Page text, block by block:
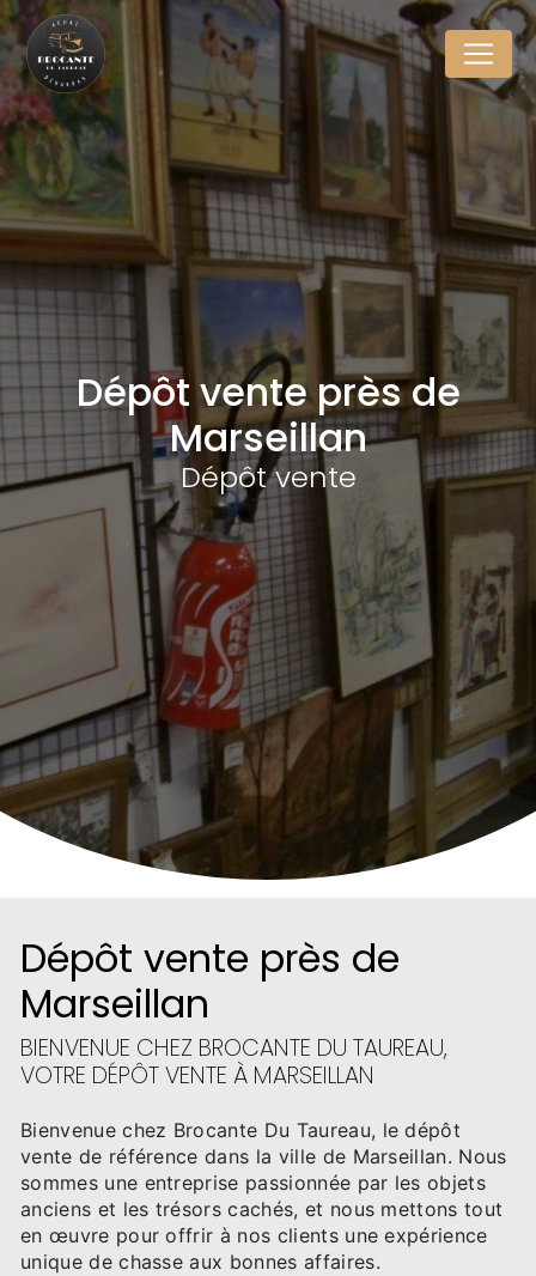
Dépôt vente près de
Marseillan
Dépôt vente
Dépôt vente près de
Marseillan
BIENVENUE CHEZ BROCANTE DU TAUREAU,
VOTRE DÉPÔT VENTE À MARSEILLAN
Bienvenue chez Brocante Du Taureau, le dépôt
vente de référence dans la ville de Marseillan. Nous
sommes une entreprise passionnée par les objets
anciens et les trésors cachés, et nous mettons tout
en œuvre pour offrir à nos clients une expérience
unique de chasse aux bonnes affaires.
Panneau de gestion des cookies